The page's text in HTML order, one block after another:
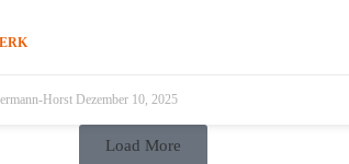
Horst Dezember 10, 2025
Load More